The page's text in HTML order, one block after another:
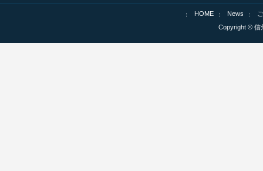
HOME News
Copyright © 信